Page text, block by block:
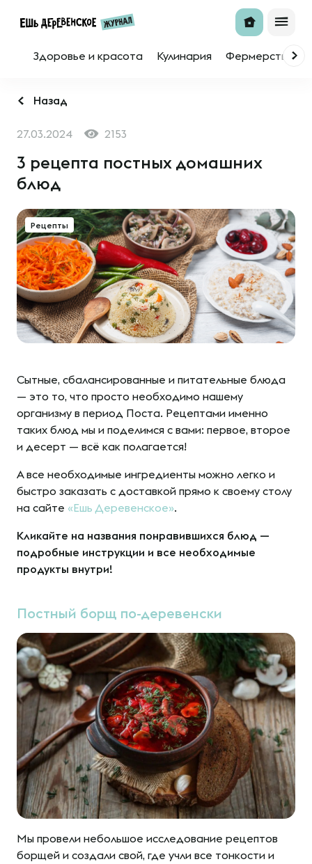
Здоровье и красота Кулинария Фермерство
Назад
27.03.2024 2153
3 рецепта постных домашних
блюд
Рецепты
Сытные, сбалансированные и питательные блюда
— это то, что просто необходимо нашему
организму в период Поста. Рецептами именно
таких блюд мы и поделимся с вами: первое, второе
и десерт — всё как полагается!
А все необходимые ингредиенты можно легко и
быстро заказать с доставкой прямо к своему столу
на сайте «Ешь Деревенское».
Кликайте на названия понравившихся блюд —
подробные инструкции и все необходимые
продукты внутри!
Постный борщ по-деревенски
Мы провели небольшое исследование рецептов
борщей и создали свой, где учли все тонкости и